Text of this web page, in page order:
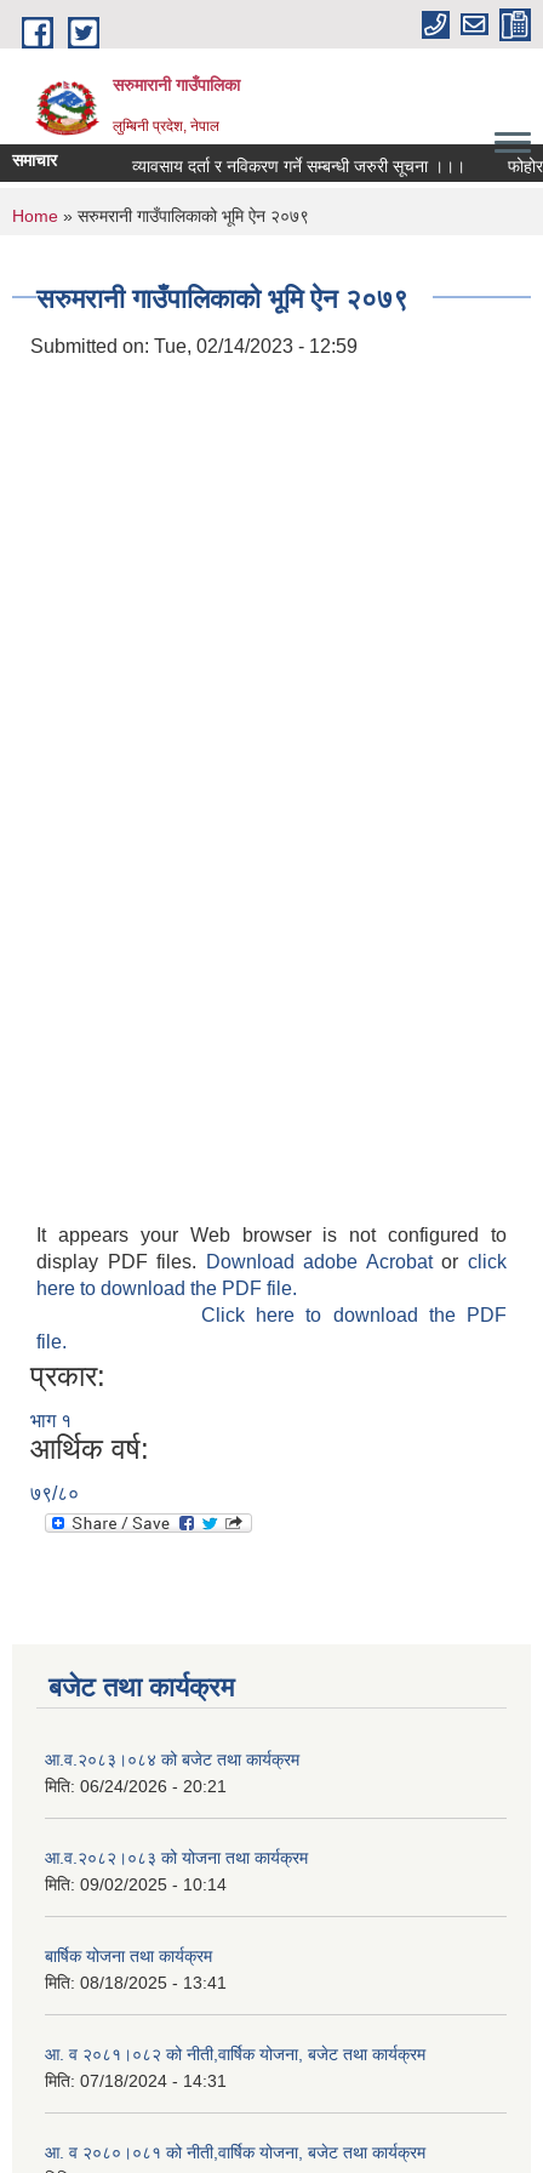
Skip to main content
सरुमारानी गाउँपालिका
लुम्बिनी प्रदेश, नेपाल
समाचार व्यावसाय दर्ता र नविकरण गर्ने सम्बन्धी जरुरी सूचना ।।।
You are here
Home » सरुमरानी गाउँपालिकाको भूमि ऐन २०७९
सरुमरानी गाउँपालिकाको भूमि ऐन २०७९
Submitted on: Tue, 02/14/2023 - 12:59
It appears your Web browser is not configured to
display PDF files.
Download adobe Acrobatorclick
here to download the PDF file.
Click here to download the PDF
file.
प्रकार:
भाग १
आर्थिक वर्ष:
७९/८०
बजेट तथा कार्यक्रम
आ.व.२०८३।०८४ को बजेट तथा कार्यक्रम
मिति: 06/24/2026 - 20:21
आ.व.२०८२।०८३ को योजना तथा कार्यक्रम
मिति: 09/02/2025 - 10:14
बार्षिक योजना तथा कार्यक्रम
मिति: 08/18/2025 - 13:41
आ. व २०८१।०८२ को नीती,वार्षिक योजना, बजेट तथा कार्यक्रम
मिति: 07/18/2024 - 14:31
आ. व २०८०।०८१ को नीती,वार्षिक योजना, बजेट तथा कार्यक्रम